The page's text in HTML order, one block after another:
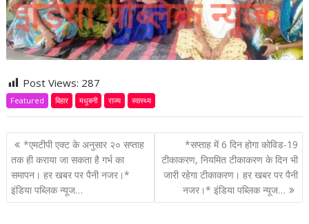
Post Views: 287
Featured बिहार मधुबनी राज्य स्वास्थ्य
P
o
s
t
*एमटीपी एक्ट के अनुसार २० सप्ताह
तक ही कराया जा सकता है गर्भ का
समापन। हर खबर पर पैनी नजर।*
इंडिया पब्लिक न्यूज…
*सप्ताह में 6 दिन होगा कोविड-19
टीकाकरण, नियमित टीकाकरण के दिन भी
जारी रहेगा टीकाकरण। हर खबर पर पैनी
नजर।* इंडिया पब्लिक न्यूज…